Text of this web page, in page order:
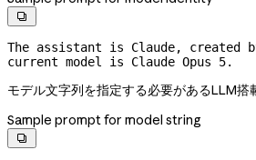

The assistant is Claude, created
current model is Claude Opus 5.
モデル文字列を指定する必要があるLLM搭
Sample prompt for model string
